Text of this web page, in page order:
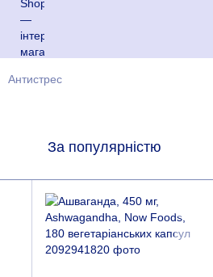
Антистрес
За популярністю